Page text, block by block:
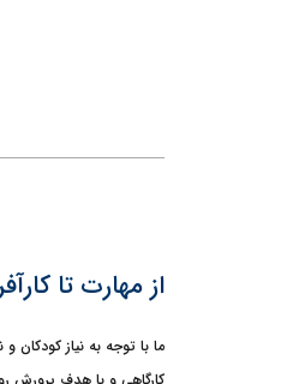
از مهارت تا
ما با توجه به نیاز کودکان